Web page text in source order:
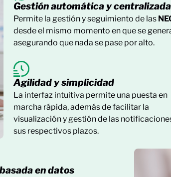
Gestión automática y centralizada
Permite la gestión y seguimiento de las
desde el mismo momento en que se
asegurando que nada se pase por alto.
Agilidad y simplicidad
La interfaz intuitiva permite una puesta en
marcha rápida, además de facilitar la
visualización y gestión de las
sus respectivos plazos.
en datos